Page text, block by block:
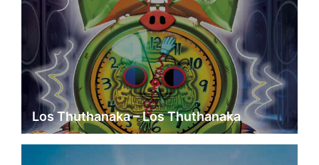
Los Thuthanaka – Los Thuthanaka